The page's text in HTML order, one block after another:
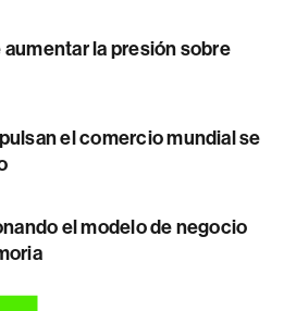
la presión sobre
el comercio mundial se
el modelo de negocio